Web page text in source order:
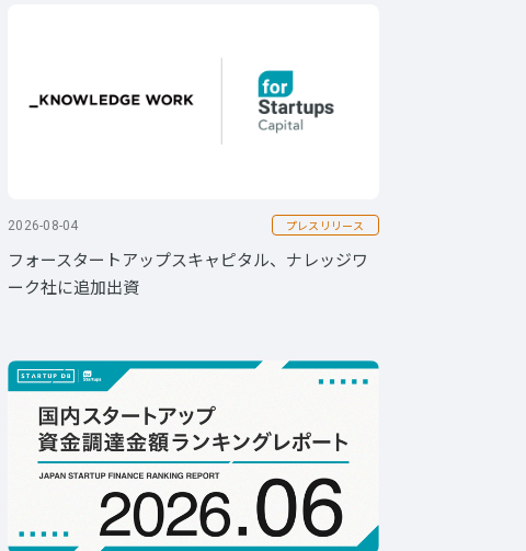
2026-08-04 プレスリリース
フォースタートアップスキャピタル、ナレッジワ
ーク社に追加出資